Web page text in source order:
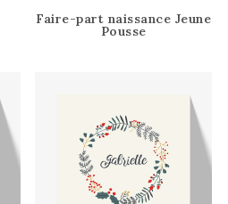
Faire-part naissance Jeune
Pousse